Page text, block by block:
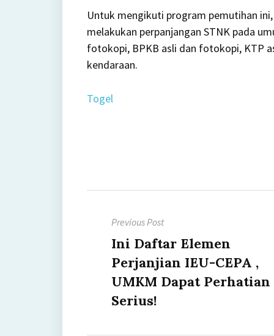
Untuk mengikuti program pemutihan
melakukan perpanjangan STNK pada
fotokopi, BPKB asli dan fotokopi, KTP
kendaraan.
Togel
navigation
Previous Post
Previous
post:
Ini Daftar Elemen
Perjanjian IEU-CEPA ,
UMKM Dapat Perhatian
Serius!